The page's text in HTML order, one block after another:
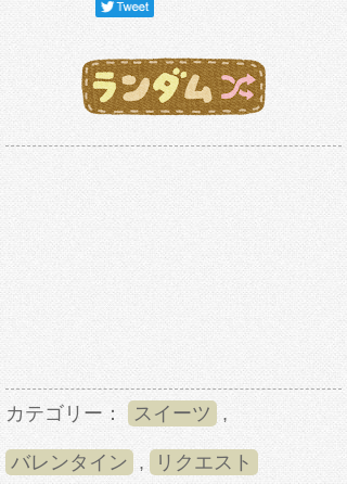
カテゴリー： スイーツ ,
バレンタイン , リクエスト